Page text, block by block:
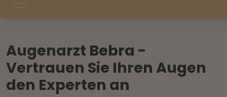
Augenarzt Bebra -
Vertrauen Sie Ihren Augen
den Experten an